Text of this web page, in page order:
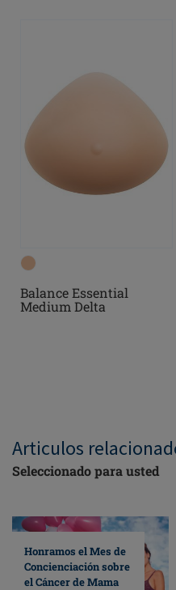
Balance Essential
Medium Delta
Articulos
Seleccionado para usted
Honramos el Mes de
Concienciación sobre
el Cáncer de Mama